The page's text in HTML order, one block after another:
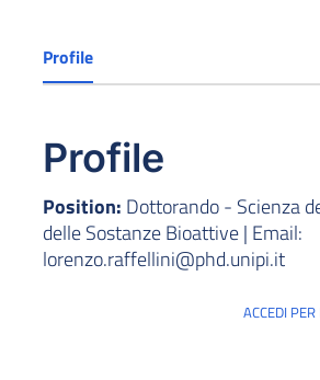
Profile
Profile
Position: Dottorando - Scienza
delle Sostanze Bioattive | Email:
lorenzo.raffellini@phd.unipi.it
ACCEDI